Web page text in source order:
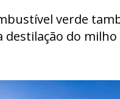
verde
do